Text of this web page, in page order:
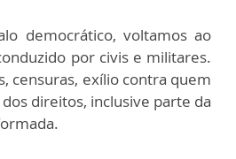
democrático, voltamos ao
por civis e militares.
censuras, exílio contra quem
direitos, inclusive parte da